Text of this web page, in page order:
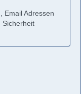
Email Adressen
Sicherheit